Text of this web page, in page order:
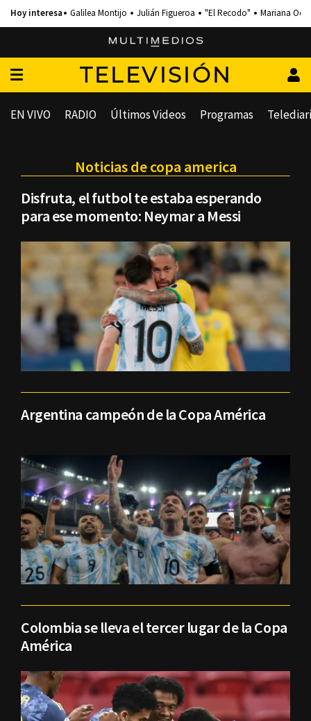
Galilea Montijo Julián Figueroa "El Recodo" Mariana
TELEVISIÓN
EN VIVO RADIO Últimos Videos Programas
Noticias de copa america
Disfruta, el futbol te estaba esperando
para ese momento: Neymar a Messi
Argentina campeón de la Copa América
Colombia se lleva el tercer lugar de la Copa
América